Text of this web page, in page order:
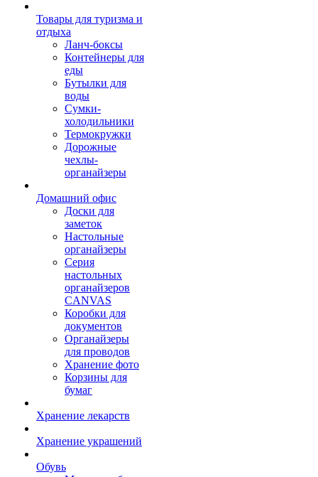
Товары для туризма и
отдыха
Ланч-боксы
Контейнеры для
еды
Бутылки для
воды
Сумки-
холодильники
Термокружки
Дорожные
чехлы-
органайзеры
Домашний офис
Доски для
заметок
Настольные
органайзеры
Серия
настольных
органайзеров
CANVAS
Коробки для
документов
Органайзеры
для проводов
Хранение фото
Корзины для
бумаг
Хранение лекарств
Хранение украшений
Обувь